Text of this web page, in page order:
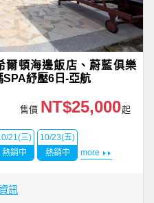
爾頓海邊飯店、蔚藍俱樂
紓壓6日-亞航
售價 NT$25,000起
21(三)
熱銷中
10/23(五)
熱銷中
more
訊